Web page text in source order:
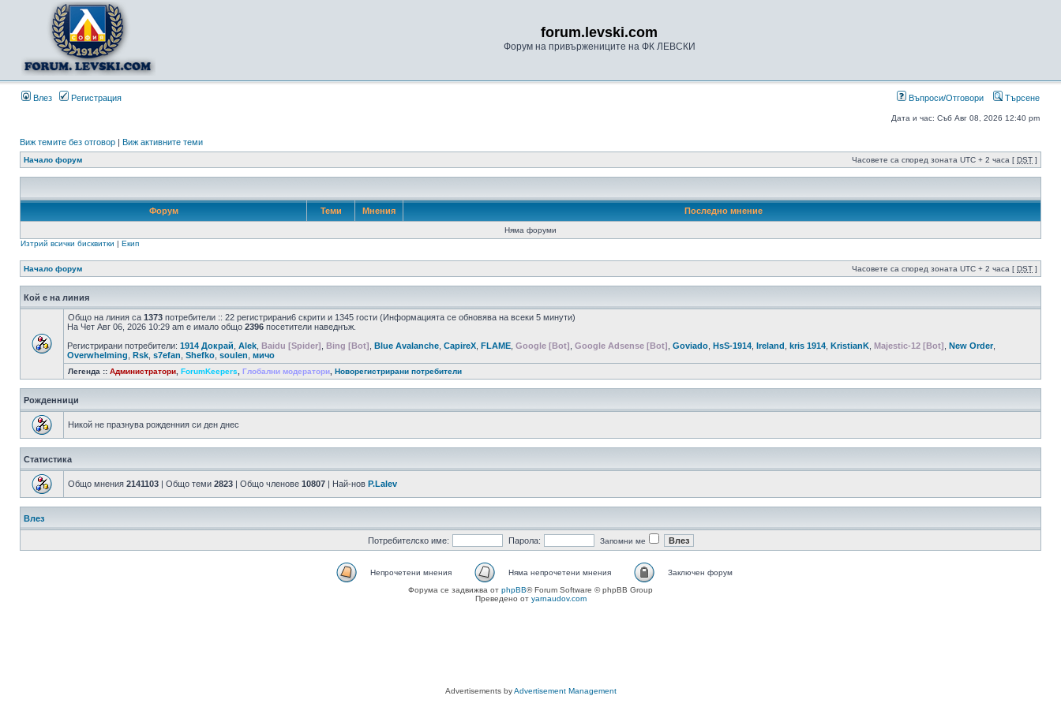
forum.levski.com
Форум на привържениците на ФК ЛЕВСКИ
Влез Регистрация Въпроси/Отговори Търсене
Дата и час: Съб Авг 08, 2026 12:40 pm
Виж темите без отговор | Виж активните теми
Начало форум Часовете са според зоната UTC + 2 часа [ DST ]
Форум Теми Мнения Последно мнение
Няма форуми
Изтрий всички бисквитки | Екип
Начало форум Часовете са според зоната UTC + 2 часа [ DST ]
Кой е на линия
Общо на линия са 1373 потребители :: 22 регистрирани6 скрити и 1345 гости (Информацията се обновява на всеки 5 минути)
На Чет Авг 06, 2026 10:29 am е имало общо 2396 посетители наведнъж.
Регистрирани потребители: 1914 Докрай Alek Baidu [Spider] Bing [Bot] Blue Avalanche CapireX FLAME Google [Bot] Google Adsense [Bot] Goviado HsS-1914 Ireland kris 1914 KristianK Majestic-12 [Bot] New Order,
Overwhelming Rsk s7efan Shefko soulen мичо
Легенда :: Администратори ForumKeepers Глобални модератори Новорегистрирани потребители
Рожденници
Никой не празнува рожденния си ден днес
Статистика
Общо мнения 2141103 | Общо теми 2823 | Общо членове 10807 | Най-нов P.Lalev
Влез
Потребителско име: Парола: Запомни ме
Непрочетени мнения Няма непрочетени мнения
Заключен форум
Форума се задвижва от phpBB® Forum Software © phpBB Group
Преведено от yarnaudov.com
Advertisements byAdvertisement Management